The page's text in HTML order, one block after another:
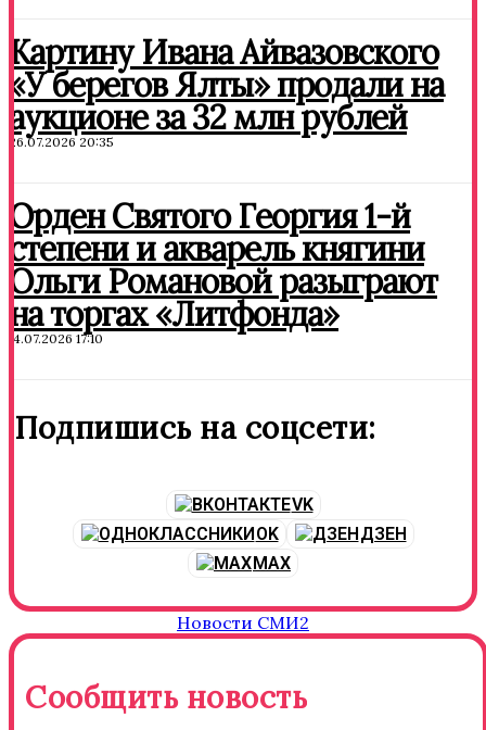
Картину Ивана Айвазовского
«У берегов Ялты» продали на
аукционе за 32 млн рублей
26.07.2026 20:35
Орден Святого Георгия 1-й
степени и акварель княгини
Ольги Романовой разыграют
на торгах «Литфонда»
14.07.2026 17:10
Подпишись на соцсети:
VK
OK
ДЗЕН
MAX
Новости СМИ2
Сообщить новость